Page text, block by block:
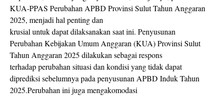
KUA-PPAS Perubahan APBD Provinsi Sulut Tahun Anggaran
2025, menjadi hal penting dan
krusial untuk dapat dilaksanakan saat ini. Penyusunan
Perubahan Kebijakan Umum Anggaran (KUA) Provinsi Sulut
Tahun Anggaran 2025 dilakukan sebagai respons
terhadap perubahan situasi dan kondisi yang tidak dapat
diprediksi sebelumnya pada penyusunan APBD Induk Tahun
2025.Perubahan ini juga mengakomodasi